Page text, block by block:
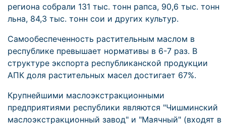
региона собрали 131 тыс. тонн рапса, 90,6 тыс. тонн
льна, 84,3 тыс. тонн сои и других культур.
Самообеспеченность растительным маслом в
республике превышает нормативы в 6-7 раз. В
структуре экспорта республиканской продукции
АПК доля растительных масел достигает 67%.
Крупнейшими маслоэкстракционными
предприятиями республики являются "Чишминский
маслоэкстракционный завод" и "Маячный" (входят в